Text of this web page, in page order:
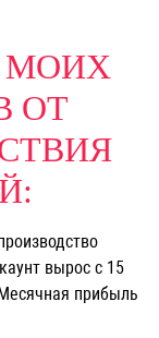
МОИХ
ОТ
вырос с 15
прибыль